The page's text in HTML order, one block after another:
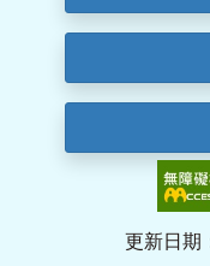
更新日期